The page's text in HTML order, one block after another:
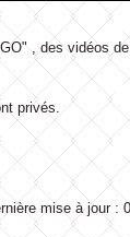
, des vidéos
privés.
mise à jour :